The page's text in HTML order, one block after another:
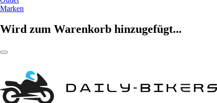
Marken
Wird zum Warenkorb hinzugefügt...